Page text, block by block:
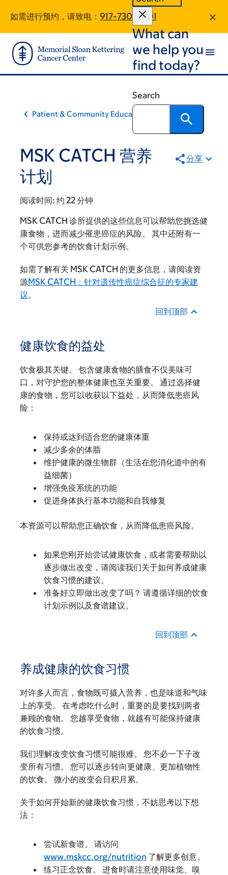
main
content
footer
如需进行预约，请致电： 917-730-9801
What can
we help you
find today?
Search
Patient & Community Education
MSK CATCH 营养
计划
分享
阅读时间: 约 22 分钟
MSK CATCH 诊所提供的这些信息可以帮助您挑选健
康食物，进而减少罹患癌症的风险。 其中还附有一
个可供您参考的饮食计划示例。
如需了解有关 MSK CATCH 的更多信息，请阅读资
源MSK CATCH：针对遗传性癌症综合征的专家建
议。
回到顶部
健康饮食的益处
饮食极其关键。 包含健康食物的膳食不仅美味可
口，对守护您的整体健康也至关重要。 通过选择健
康的食物，您可以收获以下益处，从而降低患癌风
险：
保持或达到适合您的健康体重
减少多余的体脂
维护健康的微生物群（生活在您消化道中的有
益细菌）
增强免疫系统的功能
促进身体执行基本功能和自我修复
本资源可以帮助您正确饮食，从而降低患癌风险。
如果您刚开始尝试健康饮食，或者需要帮助以
逐步做出改变，请阅读我们关于如何养成健康
饮食习惯的建议。
准备好立即做出改变了吗？ 请遵循详细的饮食
计划示例以及食谱建议。
回到顶部
养成健康的饮食习惯
对许多人而言，食物既可摄入营养，也是味道和气味
上的享受。 在考虑吃什么时，重要的是要找到两者
兼顾的食物。 您越享受食物，就越有可能保持健康
的饮食习惯。
我们理解改变饮食习惯可能很难。 您不必一下子改
变所有习惯。 您可以逐步转向更健康、更加植物性
的饮食。 微小的改变会日积月累。
关于如何开始新的健康饮食习惯，不妨思考以下想
法：
尝试新食谱。 请访问
www.mskcc.org/nutrition 了解更多创意。
练习正念饮食。 进食时请注意使用味觉、嗅